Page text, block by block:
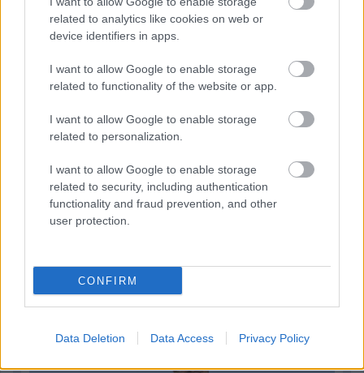
related to analytics like cookies on web or
device identifiers in apps.
I want to allow Google to enable storage
related to functionality of the website or app.
I want to allow Google to enable storage
related to personalization.
I want to allow Google to enable storage
related to security, including authentication
functionality and fraud prevention, and other
user protection.
CONFIRM
Data Deletion Data Access Privacy Policy
szerint
4 napja
Újabb korábbi F2-es bajnok folytatja a Formula-E-ben